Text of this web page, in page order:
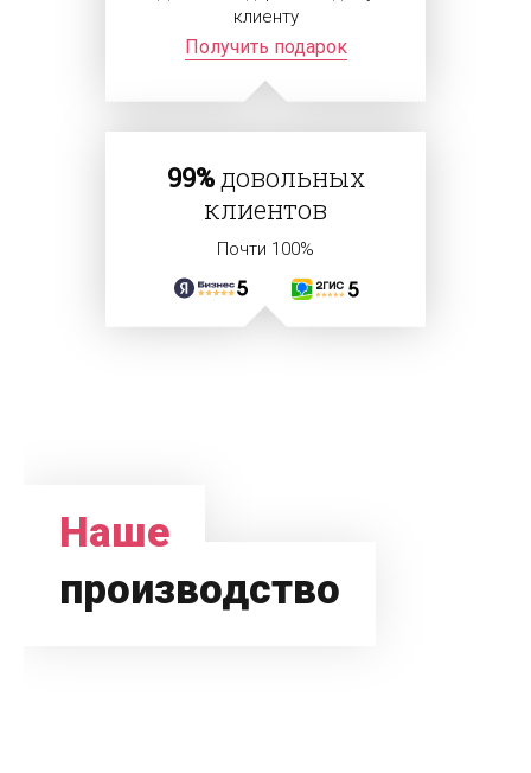
клиенту
Получить подарок
99%довольных
клиентов
Почти 100%
Наше
производство